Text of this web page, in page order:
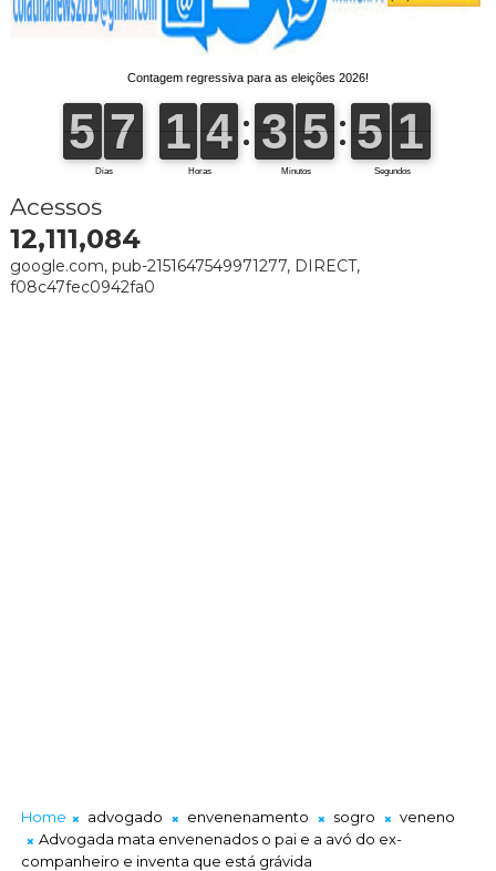
Acessos
12,111,084
google.com, pub-2151647549971277, DIRECT,
f08c47fec0942fa0
Home advogado envenenamento sogro
veneno
Advogada mata envenenados o pai e a avó do ex-
companheiro e inventa que está grávida